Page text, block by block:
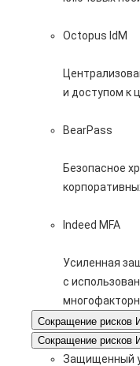
Octopus IdM
и доступом к
BearPass
Безопасное
Indeed MFA
Усиленная
с
Сокращение рисков
Сокращение рисков
Защищенный